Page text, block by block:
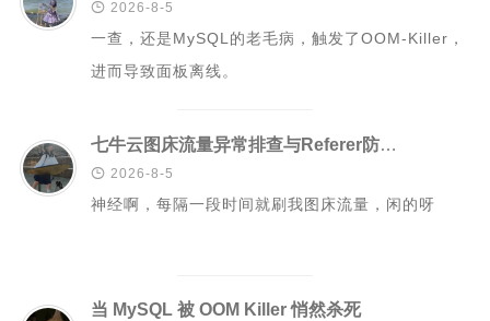
 2026-8-5
一查，还是MySQL的老毛病，触发了OOM-Killer，
进而导致面板离线。
七牛云图床流量异常排查与Referer防盗链配置
 2026-8-5
神经啊，每隔一段时间就刷我图床流量，闲的呀
当 MySQL 被 OOM Killer 悄然杀死
Rust
C#
数据库
操作系统